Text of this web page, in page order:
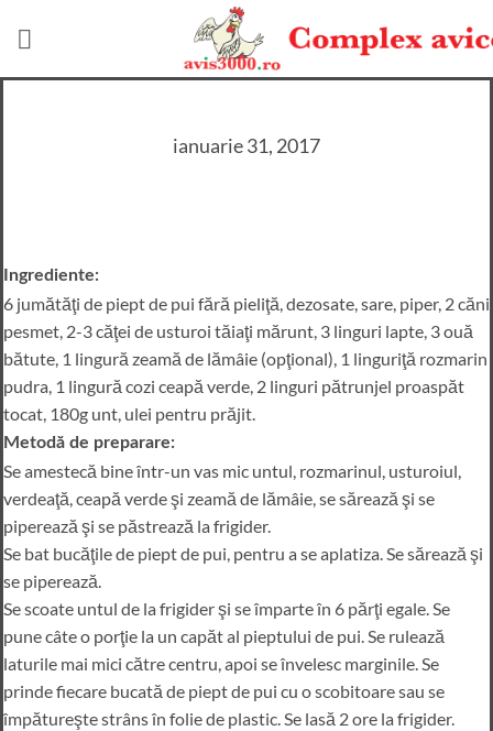
ianuarie 31, 2017
Ingrediente:
6 jumătăţi de piept de pui fără pieliţă, dezosate, sare, piper, 2 căni
pesmet, 2-3 căţei de usturoi tăiaţi mărunt, 3 linguri lapte, 3 ouă
bătute, 1 lingură zeamă de lămâie (opţional), 1 linguriţă rozmarin
pudra, 1 lingură cozi ceapă verde, 2 linguri pătrunjel proaspăt
tocat, 180g unt, ulei pentru prăjit.
Metodă de preparare:
Se amestecă bine într-un vas mic untul, rozmarinul, usturoiul,
verdeaţă, ceapă verde şi zeamă de lămâie, se sărează şi se
piperează şi se păstrează la frigider.
Se bat bucăţile de piept de pui, pentru a se aplatiza. Se sărează şi
se piperează.
Se scoate untul de la frigider şi se împarte în 6 părţi egale. Se
pune câte o porţie la un capăt al pieptului de pui. Se rulează
laturile mai mici către centru, apoi se învelesc marginile. Se
prinde fiecare bucată de piept de pui cu o scobitoare sau se
împătureşte strâns în folie de plastic. Se lasă 2 ore la frigider.